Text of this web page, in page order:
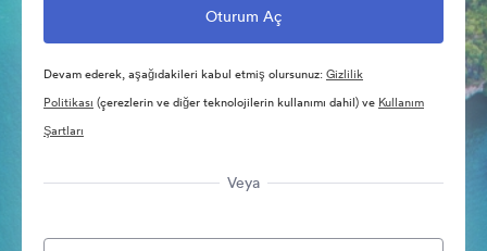
Devam ederek, aşağıdakileri kabul etmiş olursunuz:Gizlilik
Politikası (çerezlerin ve diğer teknolojilerin kullanımı dahil) ve Kullanım
Şartları
Veya